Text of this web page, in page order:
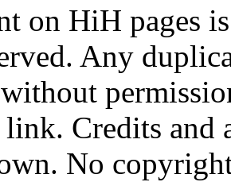
on HiH pages
Any
Credits and
No